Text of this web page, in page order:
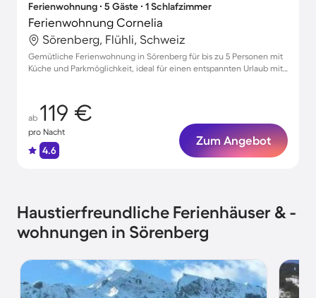
Ferienwohnung ∙ 5 Gäste ∙ 1 Schlafzimmer
Ferienwohnung Cornelia
Sörenberg, Flühli, Schweiz
Gemütliche Ferienwohnung in Sörenberg für bis zu 5 Personen mit
Küche und Parkmöglichkeit, ideal für einen entspannten Urlaub mit
ab 119 €
pro Nacht
4.6
Zum Angebot
Haustierfreundliche Ferienhäuser & -
wohnungen in Sörenberg